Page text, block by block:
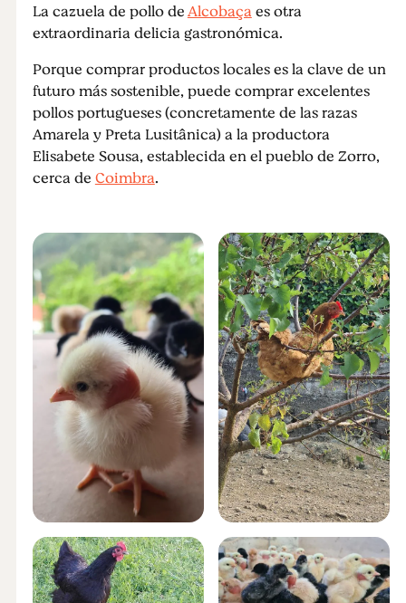
La cazuela de pollo deAlcobaçaes otra
extraordinaria delicia gastronómica.
Porque comprar productos locales es la clave de un
futuro más sostenible, puede comprar excelentes
pollos portugueses (concretamente de las razas
Amarela y Preta Lusitânica) a la productora
Elisabete Sousa, establecida en el pueblo de Zorro,
cerca deCoimbra.